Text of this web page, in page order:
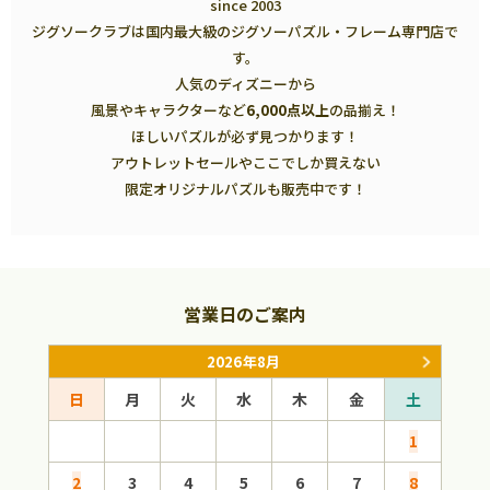
since 2003
ジグソークラブは国内最大級のジグソーパズル・フレーム専門店で
す。
人気のディズニーから
風景やキャラクターなど6,000点以上の品揃え！
ほしいパズルが必ず見つかります！
アウトレットセールやここでしか買えない
限定オリジナルパズルも販売中です！
営業日のご案内
2026年8月
日 月 火 水 木 金
土
1
2
3 4 5 6 7 8